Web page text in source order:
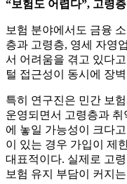
“보험도 어렵다”, 고령층
보험 분야에서도 금융
층과 고령층, 영세 자영
서 어려움을 겪고 있다
털 접근성이 동시에 장
특히 연구진은 민간 보
운영되면서 고령층과
에 놓일 가능성이 크다
이 있는 경우 가입이 제
대표적이다. 실제로 고
보험 유지 부담이 커지